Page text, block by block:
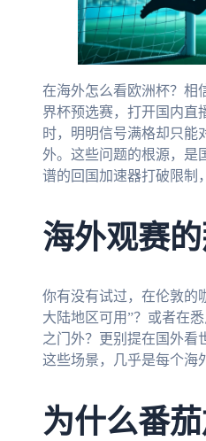
在海外怎么看欧洲杯？相
界杯预选赛，打开国内直
时，明明信号满格却只能
外。这些问题的根源，是
谱的回国加速器打破限制
海外观赛的
你有没有试过，在伦敦的
大陆地区可用”？或者在
之门外？更别提在国外看
这些场景，几乎是每个海
为什么番